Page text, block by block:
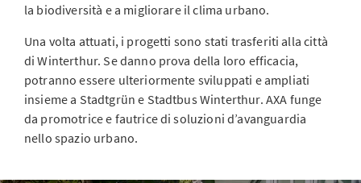
Come posso accedere alle informazioni e ai
contenuti interattivi?
In quali lingue sono disponibili i contenuti?
Il parco è senza barriere architettoniche?
la biodiversità e a migliorare il clima urbano.
Una volta attuati, i progetti sono stati trasferiti alla città
di Winterthur. Se danno prova della loro efficacia,
potranno essere ulteriormente sviluppati e ampliati
insieme a Stadtgrün e Stadtbus Winterthur. AXA funge
da promotrice e fautrice di soluzioni d’avanguardia
nello spazio urbano.